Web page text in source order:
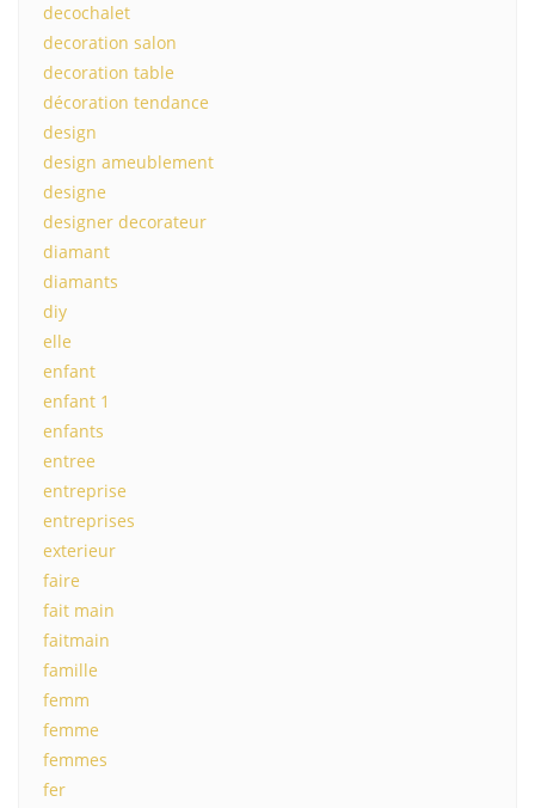
decochalet
decoration salon
decoration table
décoration tendance
design
design ameublement
designe
designer decorateur
diamant
diamants
diy
elle
enfant
enfant 1
enfants
entree
entreprise
entreprises
exterieur
faire
fait main
faitmain
famille
femm
femme
femmes
fer